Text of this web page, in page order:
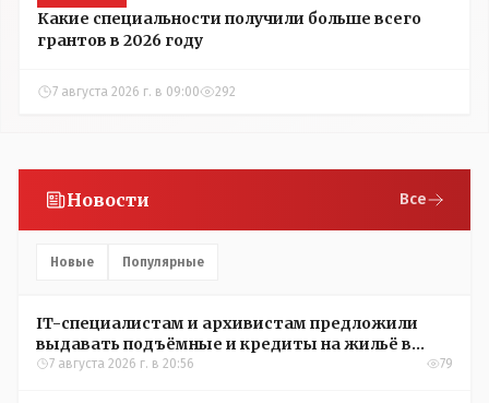
Какие специальности получили больше всего
грантов в 2026 году
7 августа 2026 г. в 09:00 292
Новости Все
Новые Популярные
IT-специалистам и архивистам предложили
выдавать подъёмные и кредиты на жильё в
сёлах Казахстана
7 августа 2026 г. в 20:56 79